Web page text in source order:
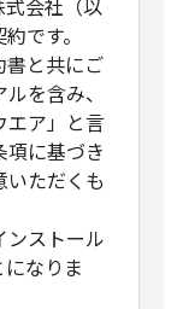
式会社（以
です。
書と共にご
を含み、
エア」と言
項に基づき
ただくも
ンストール
なりま